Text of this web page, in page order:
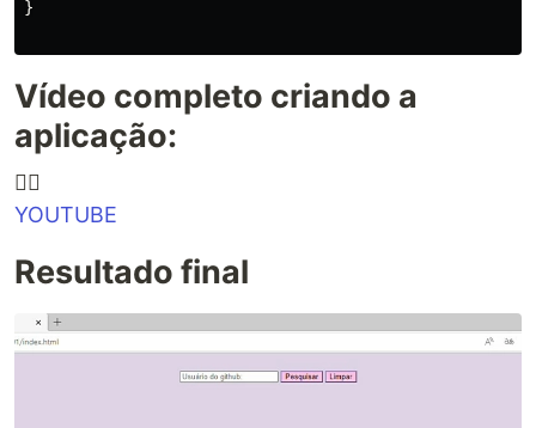
}
Vídeo completo criando a
aplicação:
👇🏻
YOUTUBE
Resultado final